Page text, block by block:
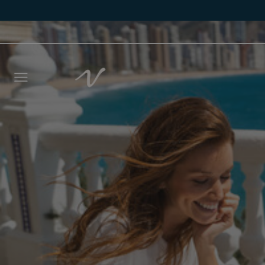
vous
délais